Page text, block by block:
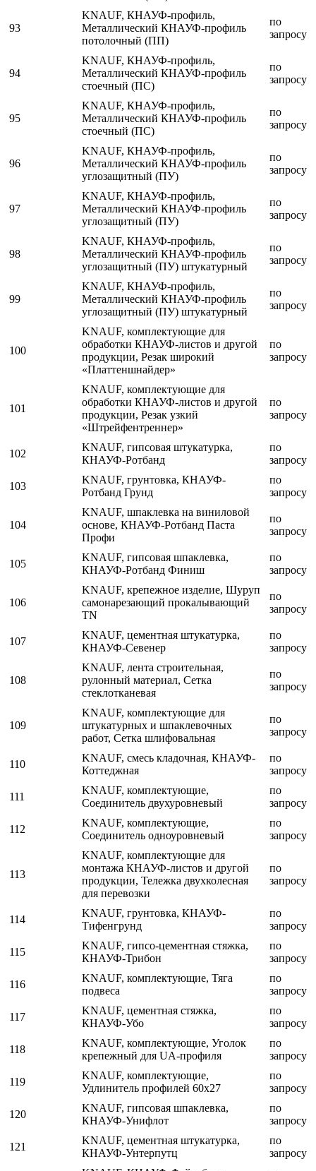
93
KNAUF, КНАУФ-профиль,
Металлический КНАУФ-профиль
потолочный (ПП)
по
запросу
94
KNAUF, КНАУФ-профиль,
Металлический КНАУФ-профиль
стоечный (ПС)
по
запросу
95
KNAUF, КНАУФ-профиль,
Металлический КНАУФ-профиль
стоечный (ПС)
по
запросу
96
KNAUF, КНАУФ-профиль,
Металлический КНАУФ-профиль
углозащитный (ПУ)
по
запросу
97
KNAUF, КНАУФ-профиль,
Металлический КНАУФ-профиль
углозащитный (ПУ)
по
запросу
98
KNAUF, КНАУФ-профиль,
Металлический КНАУФ-профиль
углозащитный (ПУ) штукатурный
по
запросу
99
KNAUF, КНАУФ-профиль,
Металлический КНАУФ-профиль
углозащитный (ПУ) штукатурный
по
запросу
100
KNAUF, комплектующие для
обработки КНАУФ-листов и другой
продукции, Резак широкий
«Платтеншнайдер»
по
запросу
101
KNAUF, комплектующие для
обработки КНАУФ-листов и другой
продукции, Резак узкий
«Штрейфентреннер»
по
запросу
102
KNAUF, гипсовая штукатурка,
КНАУФ-Ротбанд
по
запросу
103
KNAUF, грунтовка, КНАУФ-
Ротбанд Грунд
по
запросу
104
KNAUF, шпаклевка на виниловой
основе, КНАУФ-Ротбанд Паста
Профи
по
запросу
105
KNAUF, гипсовая шпаклевка,
КНАУФ-Ротбанд Финиш
по
запросу
106
KNAUF, крепежное изделие, Шуруп
самонарезающий прокалывающий
TN
по
запросу
107
KNAUF, цементная штукатурка,
КНАУФ-Севенер
по
запросу
108
KNAUF, лента строительная,
рулонный материал, Сетка
стеклотканевая
по
запросу
109
KNAUF, комплектующие для
штукатурных и шпаклевочных
работ, Сетка шлифовальная
по
запросу
110
KNAUF, смесь кладочная, КНАУФ-
Коттеджная
по
запросу
111
KNAUF, комплектующие,
Соединитель двухуровневый
по
запросу
112
KNAUF, комплектующие,
Соединитель одноуровневый
по
запросу
113
KNAUF, комплектующие для
монтажа КНАУФ-листов и другой
продукции, Тележка двухколесная
для перевозки
по
запросу
114
KNAUF, грунтовка, КНАУФ-
Тифенгрунд
по
запросу
115
KNAUF, гипсо-цементная стяжка,
КНАУФ-Трибон
по
запросу
116
KNAUF, комплектующие, Тяга
подвеса
по
запросу
117
KNAUF, цементная стяжка,
КНАУФ-Убо
по
запросу
118
KNAUF, комплектующие, Уголок
крепежный для UA-профиля
по
запросу
119
KNAUF, комплектующие,
Удлинитель профилей 60х27
по
запросу
120
KNAUF, гипсовая шпаклевка,
КНАУФ-Унифлот
по
запросу
121
KNAUF, цементная штукатурка,
КНАУФ-Унтерпутц
по
запросу